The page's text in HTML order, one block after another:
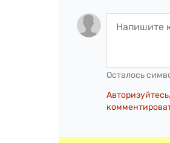
Осталось